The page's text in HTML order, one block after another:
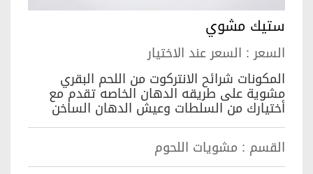
ستيك مشوي
السعر : السعر عند الاختيار
المكونات شرائح الانتركوت من اللحم البقري
مشوية على طريقه الدهان الخاصه تقدم مع
أختيارك من السلطات وعيش الدهان الساخن
القسم : مشويات اللحوم